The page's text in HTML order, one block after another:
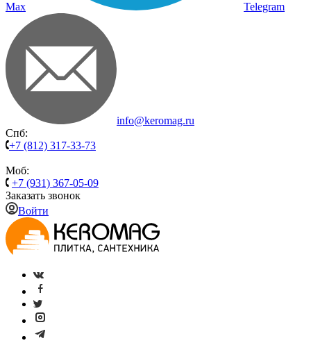
Max Telegram
info@keromag.ru
Спб:
+7 (812) 317-33-73
Моб:
+7 (931) 367-05-09
Заказать звонок
Войти